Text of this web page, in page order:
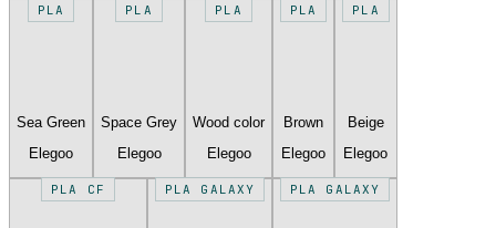
PLA
Sea Green
Elegoo
PLA
Space Grey
Elegoo
PLA
Wood color
Elegoo
PLA
Brown
Elegoo
PLA
Beige
Elegoo
PLA CF PLA GALAXY PLA GALAXY